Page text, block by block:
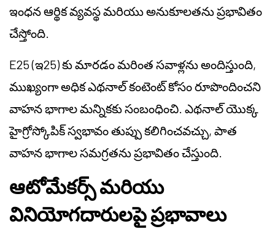
ఇంధన ఆర్థిక వ్యవస్థ మరియు అనుకూలతను ప్రభావితం
చేస్తోంది.
E25 (ఇ25) కు మారడం మరింత సవాళ్లను అందిస్తుంది,
ముఖ్యంగా అధిక ఎథనాల్ కంటెంట్ కోసం రూపొందించని
వాహన భాగాల మన్నికకు సంబంధించి. ఎథనాల్ యొక్క
హైగ్రోస్కోపిక్ స్వభావం తుప్పు కలిగించవచ్చు, పాత
వాహన భాగాల సమగ్రతను ప్రభావితం చేస్తుంది.
ఆటోమేకర్స్ మరియు
వినియోగదారులపై ప్రభావాలు